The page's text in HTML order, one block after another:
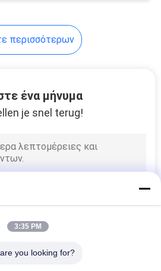
περισσότερων
ένα μήνυμα
je snel terug!
3:35 PM
you looking for?